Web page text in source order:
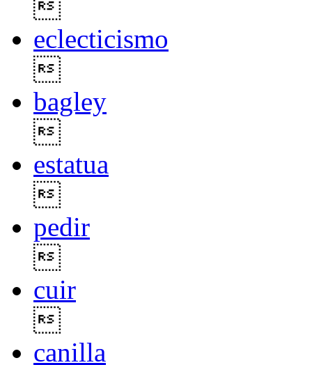
eclecticismo
bagley
estatua
pedir
cuir
canilla